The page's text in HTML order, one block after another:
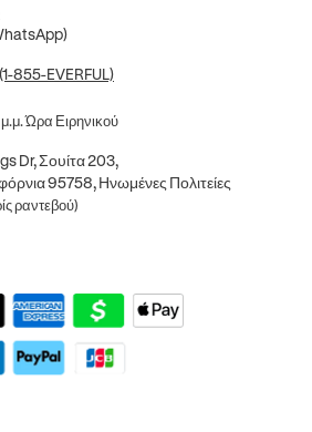
855-EVERFUL)
Ώρα Ειρηνικού
Dr, Σουίτα 203,
95758, Ηνωμένες Πολιτείες
ραντεβού)